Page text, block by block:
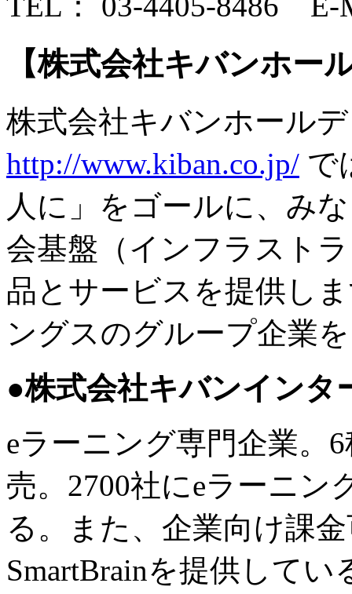
【株式会社キバンホー
株式会社キバンホール
http://www.kiban.co.jp/ で
人に」をゴールに、み
会基盤（インフラスト
品とサービスを提供し
ングスのグループ企業
●株式会社キバンインタ
eラーニング専門企業。
売。2700社にeラーニン
る。また、企業向け課
SmartBrainを提供して